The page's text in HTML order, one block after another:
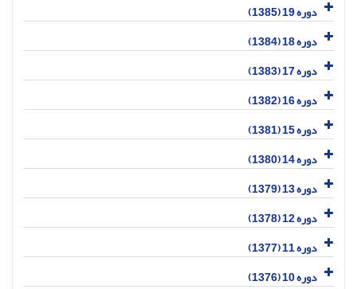
دوره 19 (1385)
دوره 18 (1384)
دوره 17 (1383)
دوره 16 (1382)
دوره 15 (1381)
دوره 14 (1380)
دوره 13 (1379)
دوره 12 (1378)
دوره 11 (1377)
دوره 10 (1376)